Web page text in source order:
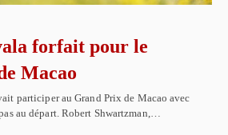
forfait pour le
Macao
participer au Grand Prix de Macao avec
au départ. Robert Shwartzman,…